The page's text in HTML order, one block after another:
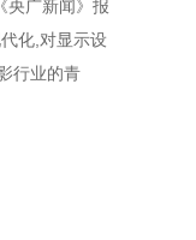
央广新闻》报
化,对显示设
行业的青